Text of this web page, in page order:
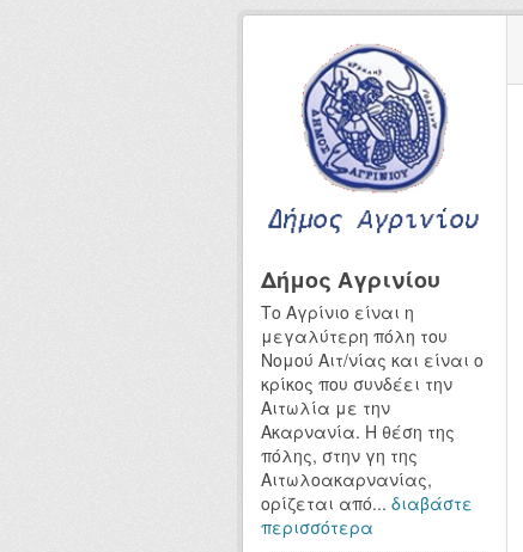
Δήμος Αγρινίου
Το Αγρίνιο είναι η
μεγαλύτερη πόλη του
Νομού Αιτ/νίας και είναι ο
κρίκος που συνδέει την
Αιτωλία με την
Ακαρνανία. Η θέση της
πόλης, στην γη της
Αιτωλοακαρνανίας,
ορίζεται από... διαβάστε
περισσότερα